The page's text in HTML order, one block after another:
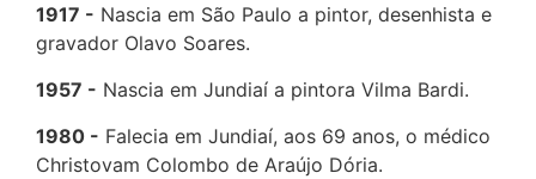
1917
Nascia em São Paulo a pintor, desenhista e
gravador Olavo Soares.
1957
Nascia em Jundiaí a pintora Vilma Bardi.
1980
Falecia em Jundiaí, aos 69 anos, o médico
Christovam Colombo de Araújo Dória.